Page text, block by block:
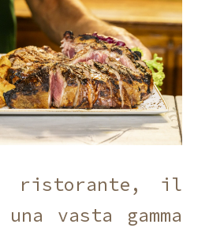
ristorante, il
vasta gamma